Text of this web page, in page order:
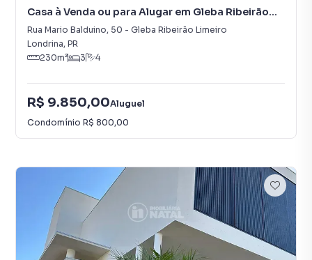
Casa à Venda ou para Alugar em Gleba Ribeirão
Limeiro
Rua Mario Balduino, 50 - Gleba Ribeirão Limeiro
Londrina, PR
230m² 3 4
R$ 9.850,00Aluguel
Condomínio R$ 800,00